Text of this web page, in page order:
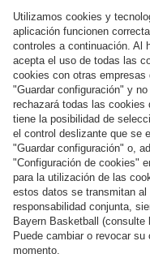
Síguenos
Pago y entrega